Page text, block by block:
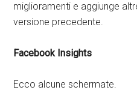
miglioramenti e aggiunge
versione precedente.
Facebook Insights
Ecco alcune schermate.